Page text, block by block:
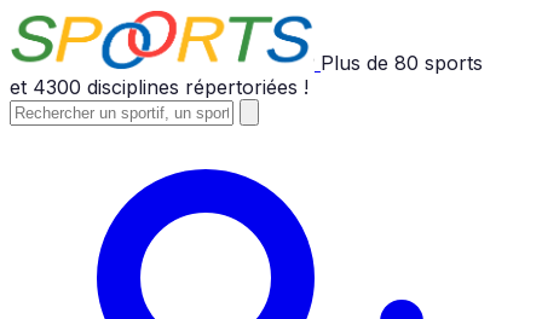
Plus de 80 sports
et 4300 disciplines répertoriées !